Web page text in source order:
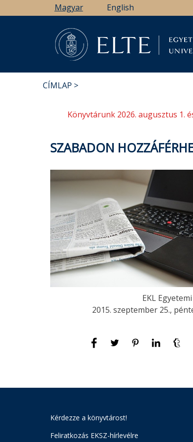
a
Magyar English
CÍMLAP
Könyvtárunk 2026. augusztus 1.
SZABADON
EKL
2015. szeptember 25.,
Kérdezze a könyvtárost!
Feliratkozás EKSZ-hírlevélre